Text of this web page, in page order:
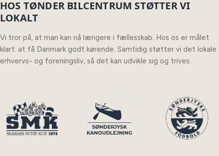
HOS TØNDER BILCENTRUM STØTTER VI
LOKALT
Vi tror på, at man kan nå længere i fællesskab. Hos os er målet
klart: at få Danmark godt kørende. Samtidig støtter vi det lokale
erhvervs- og foreningsliv, så det kan udvikle sig og trives.